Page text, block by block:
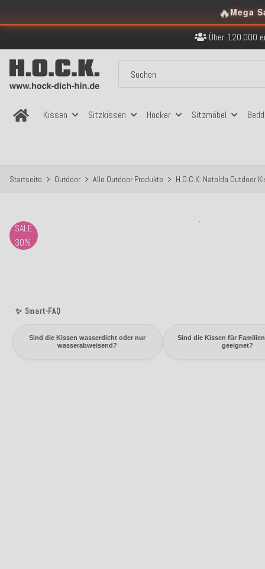
🔥Mega
Kostenloser Versand
Über 120.000
Sicher
Kissen
Sitzkissen Hocker Sitzmöbel
Startseite Outdoor Alle Outdoor Produkte H.O.C.K. Natolda Outdoor
SALE
30%
✨ Smart-FAQ
Sind die Kissen wasserdicht oder nur
wasserabweisend?
Sind die Kissen für
geeignet?